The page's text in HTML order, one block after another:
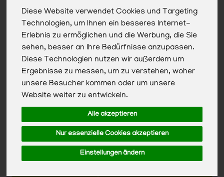
Diese Website verwendet Cookies und Targeting
Technologien, um Ihnen ein besseres Internet-
Erlebnis zu ermöglichen und die Werbung, die Sie
sehen, besser an Ihre Bedürfnisse anzupassen.
Diese Technologien nutzen wir außerdem um
Ergebnisse zu messen, um zu verstehen, woher
unsere Besucher kommen oder um unsere
Website weiter zu entwickeln.
Alle akzeptieren
Nur essenzielle Cookies akzeptieren
Einstellungen ändern
Kinder Ketchup 500ml mit Apfelsüße 500ml
3,79 €* / 500ml
Anzahl